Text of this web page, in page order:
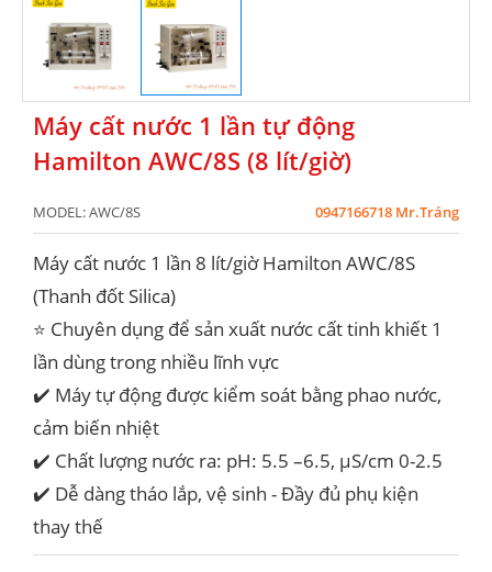
Máy cất nước 1 lần tự động
Hamilton AWC/8S (8 lít/giờ)
MODEL:AWC/8S 0947166718 Mr.Tráng
Máy cất nước 1 lần 8 lít/giờ Hamilton AWC/8S
(Thanh đốt Silica)
⭐️ Chuyên dụng để sản xuất nước cất tinh khiết 1
lần dùng trong nhiều lĩnh vực
✔️ Máy tự động được kiểm soát bằng phao nước,
cảm biến nhiệt
✔️ Chất lượng nước ra: pH: 5.5 –6.5, μS/cm 0-2.5
✔️ Dễ dàng tháo lắp, vệ sinh - Đầy đủ phụ kiện
thay thế